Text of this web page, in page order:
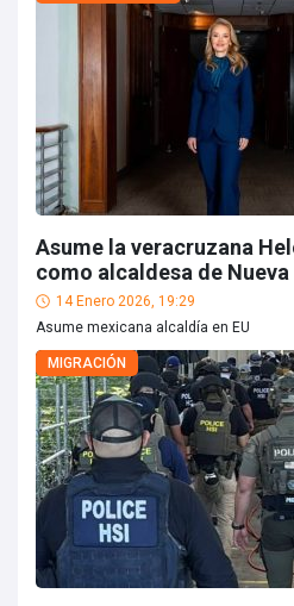
Asume la veracruzana
como alcaldesa de Nueva
14 Enero 2026, 19:29
Asume mexicana alcaldía en EU
MIGRACIÓN